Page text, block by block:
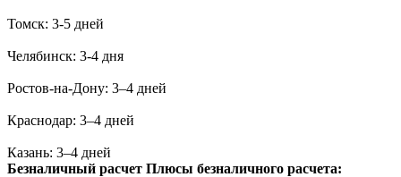
Томск: 3-5 дней
Челябинск: 3-4 дня
Ростов-на-Дону: 3–4 дней
Краснодар: 3–4 дней
Казань: 3–4 дней
Безналичный расчет Плюсы безналичного расчета: